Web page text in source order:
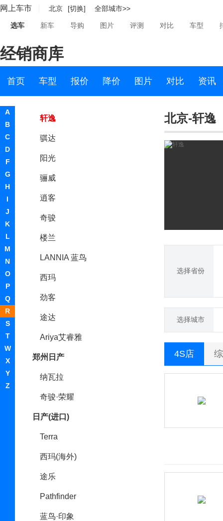
网上车市 北京 [切换] 全部城市>>
选车 新车 导购 图片 评测 对比 车型
经销商库
首页 车型 报价 降价 图片 对比 资讯
A
B
C
D
F
G
H
I
J
K
L
M
N
O
P
Q
R
S
T
W
X
Y
Z
日产
东风日产
天籁
轩逸
骐达
阳光
骊威
逍客
奇骏
楼兰
LANNIA 蓝鸟
西玛
劲客
途达
Ariya艾睿雅
郑州日产
纳瓦拉
奇骏·荣耀
日产(进口)
Terra
西玛(海外)
途乐
Pathfinder
蓝鸟·印象
北京-轩逸
选择省份
选择城市
4S店